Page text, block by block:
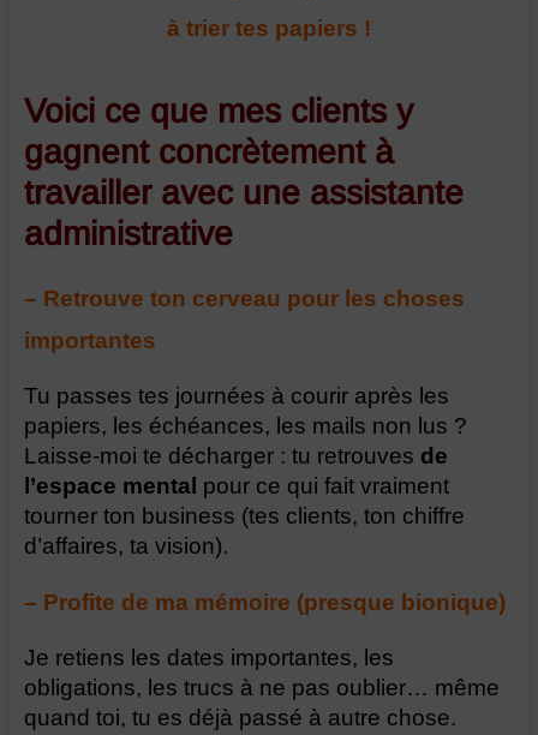
à trier tes papiers !
Voici ce que mes clients y
gagnent concrètement à
travailler avec une assistante
administrative
– Retrouve ton cerveau pour les choses
importantes
Tu passes tes journées à courir après les
papiers, les échéances, les mails non lus ?
Laisse-moi te décharger : tu retrouves de
l’espace mental pour ce qui fait vraiment
tourner ton business (tes clients, ton chiffre
d’affaires, ta vision).
– Profite de ma mémoire (presque bionique)
Je retiens les dates importantes, les
obligations, les trucs à ne pas oublier… même
quand toi, tu es déjà passé à autre chose.